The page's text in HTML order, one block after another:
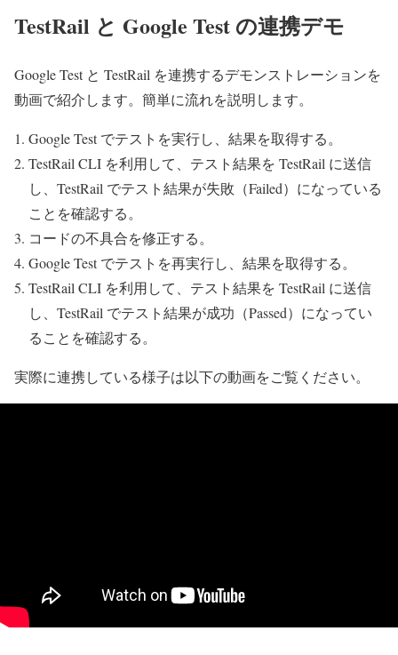
TestRail と Google Test の連携デモ
Google Test と TestRail を連携するデモンストレーションを
動画で紹介します。簡単に流れを説明します。
Google Test でテストを実行し、結果を取得する。
TestRail CLI を利用して、テスト結果を TestRail に送信
し、TestRail でテスト結果が失敗（Failed）になっている
ことを確認する。
コードの不具合を修正する。
Google Test でテストを再実行し、結果を取得する。
TestRail CLI を利用して、テスト結果を TestRail に送信
し、TestRail でテスト結果が成功（Passed）になってい
ることを確認する。
実際に連携している様子は以下の動画をご覧ください。